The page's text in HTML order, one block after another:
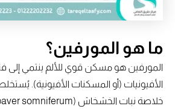
ما هو المورفين؟
المورفين هو مسكن قوي للألم ينتمي إلى
الأفيونيات (أو المسكنات الأفيونية).